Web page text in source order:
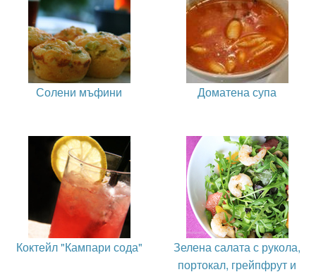
Солени мъфини Доматена супа
Коктейл "Кампари сода"
Зелена салата с рукола,
портокал, грейпфрут и